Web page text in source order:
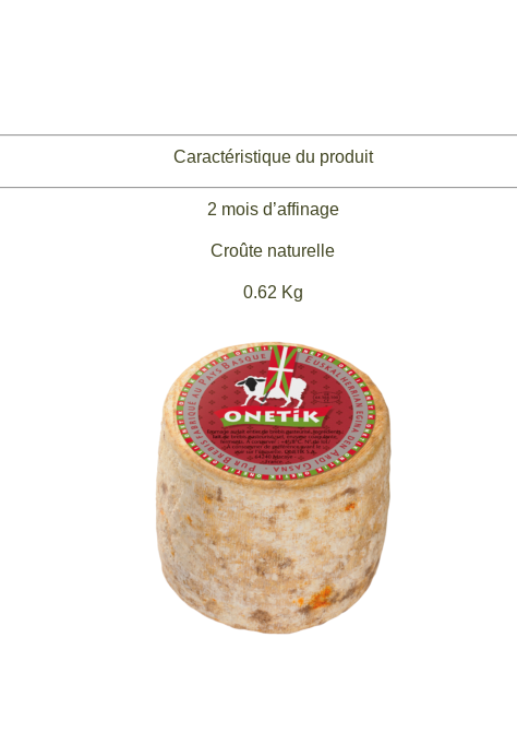
Caractéristique du produit
2 mois d’affinage
Croûte naturelle
0.62 Kg